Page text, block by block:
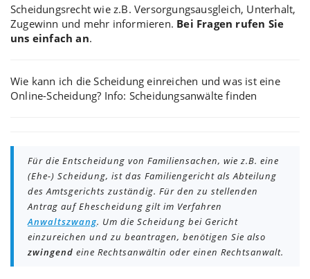
Scheidungsrecht wie z.B. Versorgungsausgleich, Unterhalt,
Zugewinn und mehr informieren. Bei Fragen rufen Sie
uns einfach an.
Wie kann ich dieScheidung einreichen und was ist eine
Online-Scheidung? Info: Scheidungsanwälte finden
Für die Entscheidung von Familiensachen, wie z.B. eine
(Ehe-) Scheidung, ist das Familiengericht als Abteilung
des Amtsgerichts zuständig. Für den zu stellenden
Antrag auf Ehescheidung gilt im Verfahren
Anwaltszwang. Um die Scheidung bei Gericht
einzureichen und zu beantragen, benötigen Sie also
zwingend eine Rechtsanwältin oder einen Rechtsanwalt.